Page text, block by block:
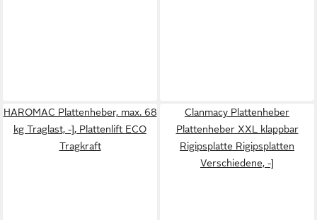
HAROMAC Plattenheber, max. 68
kg Traglast, -], Plattenlift ECO
Tragkraft
Clanmacy Plattenheber
Plattenheber XXL klappbar
Rigipsplatte Rigipsplatten
Verschiedene, -]